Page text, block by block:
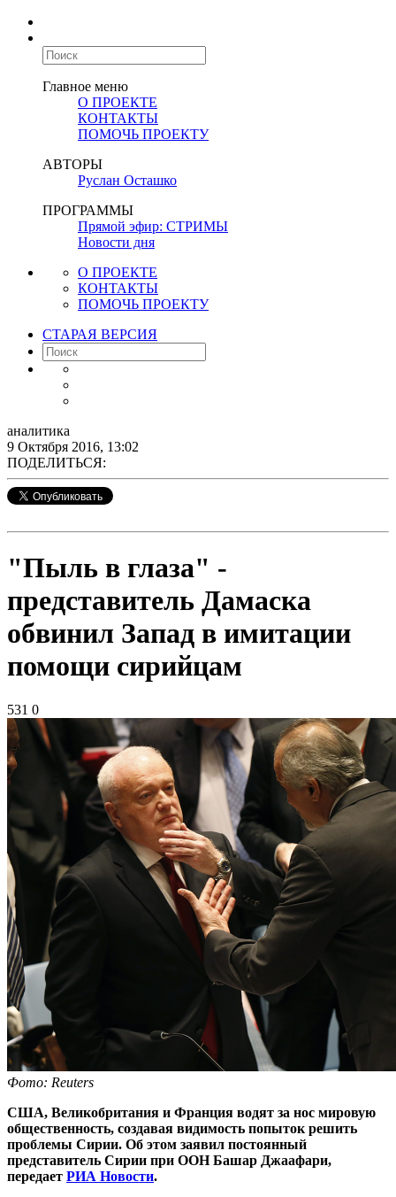
Главное меню
О ПРОЕКТЕ
КОНТАКТЫ
ПОМОЧЬ ПРОЕКТУ
АВТОРЫ
Руслан Осташко
ПРОГРАММЫ
Прямой эфир: СТРИМЫ
Новости дня
О ПРОЕКТЕ
КОНТАКТЫ
ПОМОЧЬ ПРОЕКТУ
СТАРАЯ ВЕРСИЯ
аналитика
9 Октября 2016, 13:02
ПОДЕЛИТЬСЯ:
"Пыль в глаза" -
представитель Дамаска
обвинил Запад в имитации
помощи сирийцам
531 0
Фото: Reuters
США, Великобритания и Франция водят за нос мировую
общественность, создавая видимость попыток решить
проблемы Сирии. Об этом заявил постоянный
представитель Сирии при ООН Башар Джаафари,
передает РИА Новости.